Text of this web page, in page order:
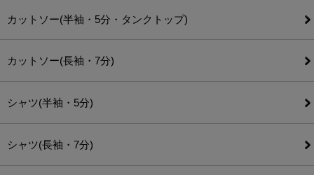
カットソー(半袖・5分・タンクトップ)
カットソー(長袖・7分)
シャツ(半袖・5分)
シャツ(長袖・7分)